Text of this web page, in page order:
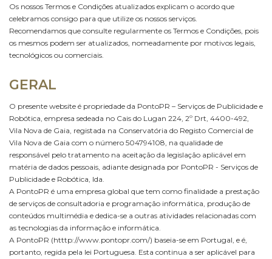
Os nossos Termos e Condições atualizados explicam o acordo que
celebramos consigo para que utilize os nossos serviços.
Recomendamos que consulte regularmente os Termos e Condições, pois
os mesmos podem ser atualizados, nomeadamente por motivos legais,
tecnológicos ou comerciais.
GERAL
O presente website é propriedade da PontoPR – Serviços de Publicidade e
Robótica, empresa sedeada no Cais do Lugan 224, 2º Drt, 4400-492,
Vila Nova de Gaia, registada na Conservatória do Registo Comercial de
Vila Nova de Gaia com o número 504794108, na qualidade de
responsável pelo tratamento na aceitação da legislação aplicável em
matéria de dados pessoais, adiante designada por PontoPR - Serviços de
Publicidade e Robótica, lda.
A PontoPR é uma empresa global que tem como finalidade a prestação
de serviços de consultadoria e programação informática, produção de
conteúdos multimédia e dedica-se a outras atividades relacionadas com
as tecnologias da informação e informática.
A PontoPR (htttp://www.pontopr.com/) baseia-se em Portugal, e é,
portanto, regida pela lei Portuguesa. Esta continua a ser aplicável para